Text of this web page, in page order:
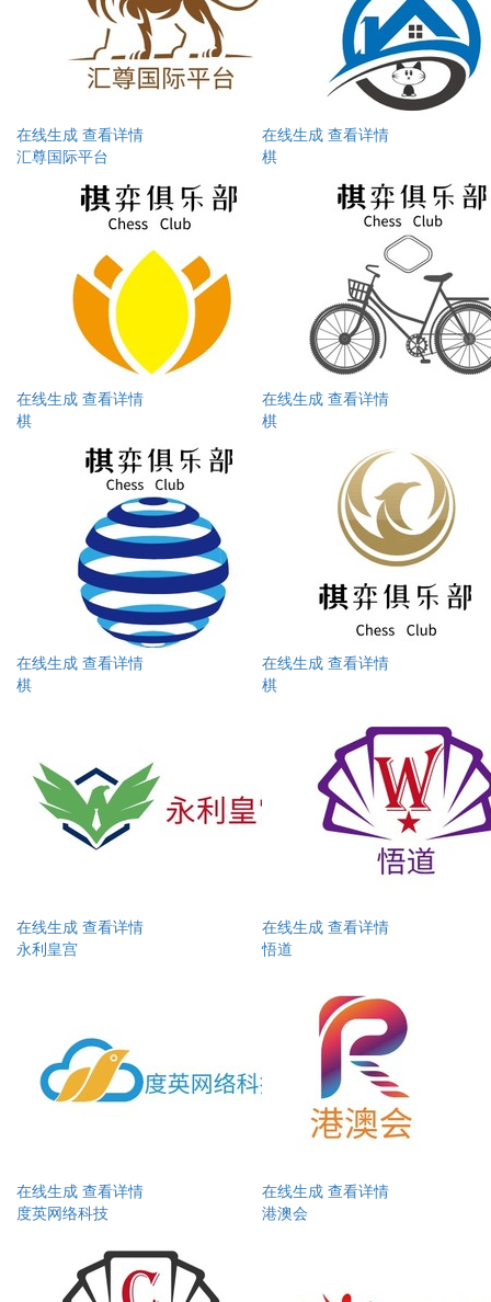
在线生成 查看详情
汇尊国际平台
在线生成 查看详情
棋
在线生成 查看详情
棋
在线生成 查看详情
棋
在线生成 查看详情
棋
在线生成 查看详情
棋
在线生成 查看详情
永利皇宫
在线生成 查看详情
悟道
在线生成 查看详情
度英网络科技
在线生成 查看详情
港澳会